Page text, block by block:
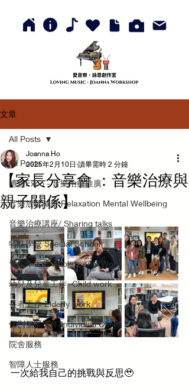
文章
All Posts
博覽Expo - 音樂治療推廣
音樂放鬆減壓 Relaxation Mental Wellbeing
音樂治療講座/ Sharing talks
特殊學校 Special School
青少年工作 Adolescents Work
幼兒及兒童工作 -Child work
長者工作 Elderly work
個別個案工作 Individual Case
院舍服務
智障人士服務
All Posts
【家長分享會 ：音樂治療與
親子關係】
Joanna Ho
2025年2月10日 讀畢需時 2 分鐘
一次給我自己的挑戰與反思🥹